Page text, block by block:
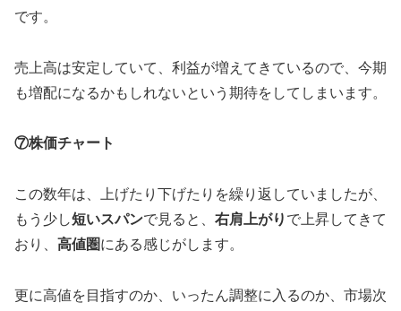
です。
売上高は安定していて、利益が増えてきているので、今期
も増配になるかもしれないという期待をしてしまいます。
⑦株価チャート
この数年は、上げたり下げたりを繰り返していましたが、
もう少し短いスパンで見ると、 右肩上がり で上昇してきて
おり、 高値圏にある感じがします。
更に高値を目指すのか、いったん調整に入るのか、市場次